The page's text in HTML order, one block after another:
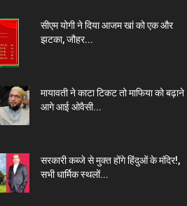
सीएम योगी ने दिया आजम खां को एक और
झटका, जौहर...
मायावती ने काटा टिकट तो माफिया को बढ़ाने
आगे आई ओवैसी...
सरकारी कब्जे से मुक्त होंगे हिंदुओं के मंदिर!,
सभी धार्मिक स्थलों...